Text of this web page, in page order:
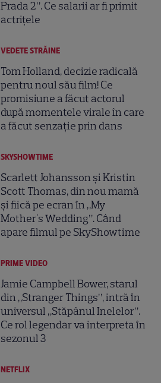
Prada 2”. Ce salarii ar fi primit
actrițele
VEDETE STRĂINE
Tom Holland, decizie radicală
pentru noul său film! Ce
promisiune a făcut actorul
după momentele virale în care
a făcut senzație prin dans
SKYSHOWTIME
Scarlett Johansson și Kristin
Scott Thomas, din nou mamă
și fiică pe ecran în „My
Mother's Wedding”. Când
apare filmul pe SkyShowtime
PRIME VIDEO
Jamie Campbell Bower, starul
din „Stranger Things”, intră în
universul „Stăpânul Inelelor”.
Ce rol legendar va interpreta în
sezonul 3
NETFLIX